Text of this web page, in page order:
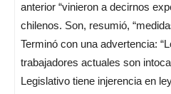
anterior “vinieron a decirnos
chilenos. Son, resumió,
Terminó con una advertencia:
trabajadores actuales son
Legislativo tiene injerencia en